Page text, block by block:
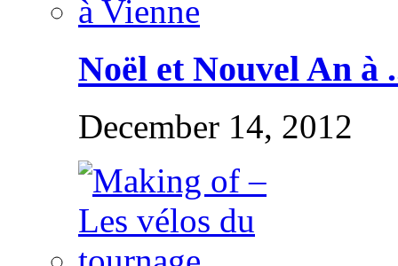
Noël et Nouvel An à
December 14, 2012